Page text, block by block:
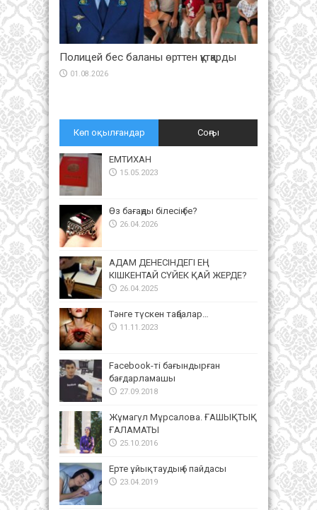
Полицей бес баланы өрттен құтқарды
01.08.2026
Көп оқылғандар Соңғы
ЕМТИХАН
15.05.2023
Өз бағаңды білесің бе?
26.04.2026
АДАМ ДЕНЕСІНДЕГІ ЕҢ
КІШКЕНТАЙ СҮЙЕК ҚАЙ ЖЕРДЕ?
26.04.2025
Тәнге түскен таңбалар…
11.11.2023
Facebook-ті бағындырған
бағдарламашы
27.09.2018
Жұмагүл Мұрсалова. ҒАШЫҚТЫҚ
ҒАЛАМАТЫ
25.10.2016
Ерте ұйықтаудың 6 пайдасы
23.04.2019